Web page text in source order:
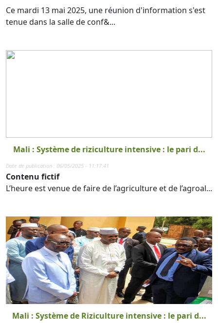
Ce mardi 13 mai 2025, une réunion d'information s'est
tenue dans la salle de conf&...
Mali : Système de riziculture intensive : le pari d...
Date de publication : 06/05/2025 - 11:17:41
Contenu fictif
L’heure est venue de faire de l’agriculture et de l’agroal...
Mali : Système de Riziculture intensive : le pari d...